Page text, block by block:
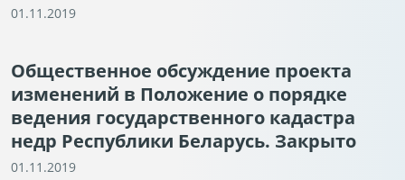
01.11.2019
Общественное обсуждение проекта
изменений в Положение о порядке
ведения государственного кадастра
недр Республики Беларусь. Закрыто
01.11.2019